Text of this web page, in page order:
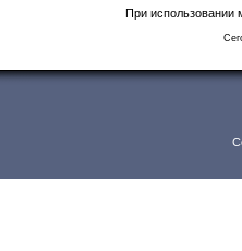
При использовании